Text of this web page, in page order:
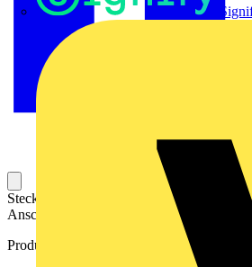
Steckbarer Leiterplatten-Anschluss mit
Anschlusstechnologie für eine sichere und
Produktkennzeichen